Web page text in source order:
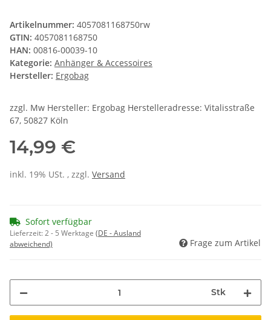
Artikelnummer: 4057081168750rw
GTIN: 4057081168750
HAN: 00816-00039-10
Kategorie: Anhänger & Accessoires
Hersteller: Ergobag
zzgl. Mw Hersteller: Ergobag Herstelleradresse: Vitalisstraße
67, 50827 Köln
14,99 €
inkl. 19% USt. , zzgl. Versand
Sofort verfügbar
Lieferzeit:2 - 5 Werktage (DE - Ausland
abweichend)
Frage zum Artikel
Stk